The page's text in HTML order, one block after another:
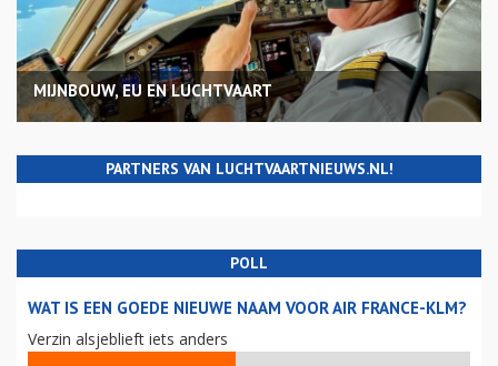
MIJNBOUW, EU EN LUCHTVAART
PARTNERS VAN LUCHTVAARTNIEUWS.NL!
POLL
WAT IS EEN GOEDE NIEUWE NAAM VOOR AIR FRANCE-KLM?
Verzin alsjeblieft iets anders